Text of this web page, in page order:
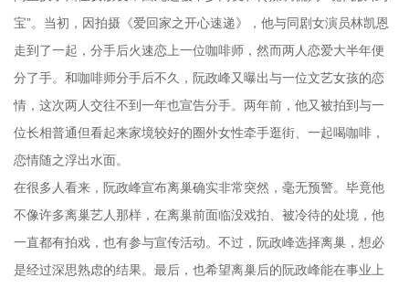
宝”。当初，因拍摄《爱回家之开心速递》，他与同剧女演员林凯恩
走到了一起，分手后火速恋上一位咖啡师，然而两人恋爱大半年便
分了手。和咖啡师分手后不久，阮政峰又曝出与一位文艺女孩的恋
情，这次两人交往不到一年也宣告分手。两年前，他又被拍到与一
位长相普通但看起来家境较好的圈外女性牵手逛街、一起喝咖啡，
恋情随之浮出水面。
在很多人看来，阮政峰宣布离巢确实非常突然，毫无预警。毕竟他
不像许多离巢艺人那样，在离巢前面临没戏拍、被冷待的处境，他
一直都有拍戏，也有参与宣传活动。不过，阮政峰选择离巢，想必
是经过深思熟虑的结果。最后，也希望离巢后的阮政峰能在事业上